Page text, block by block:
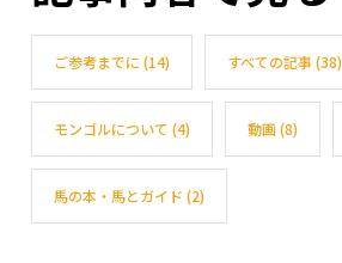
ご参考までに (14) すべての記事 (38)
モンゴルについて (4) 動画 (8)
馬の本・馬とガイド (2)